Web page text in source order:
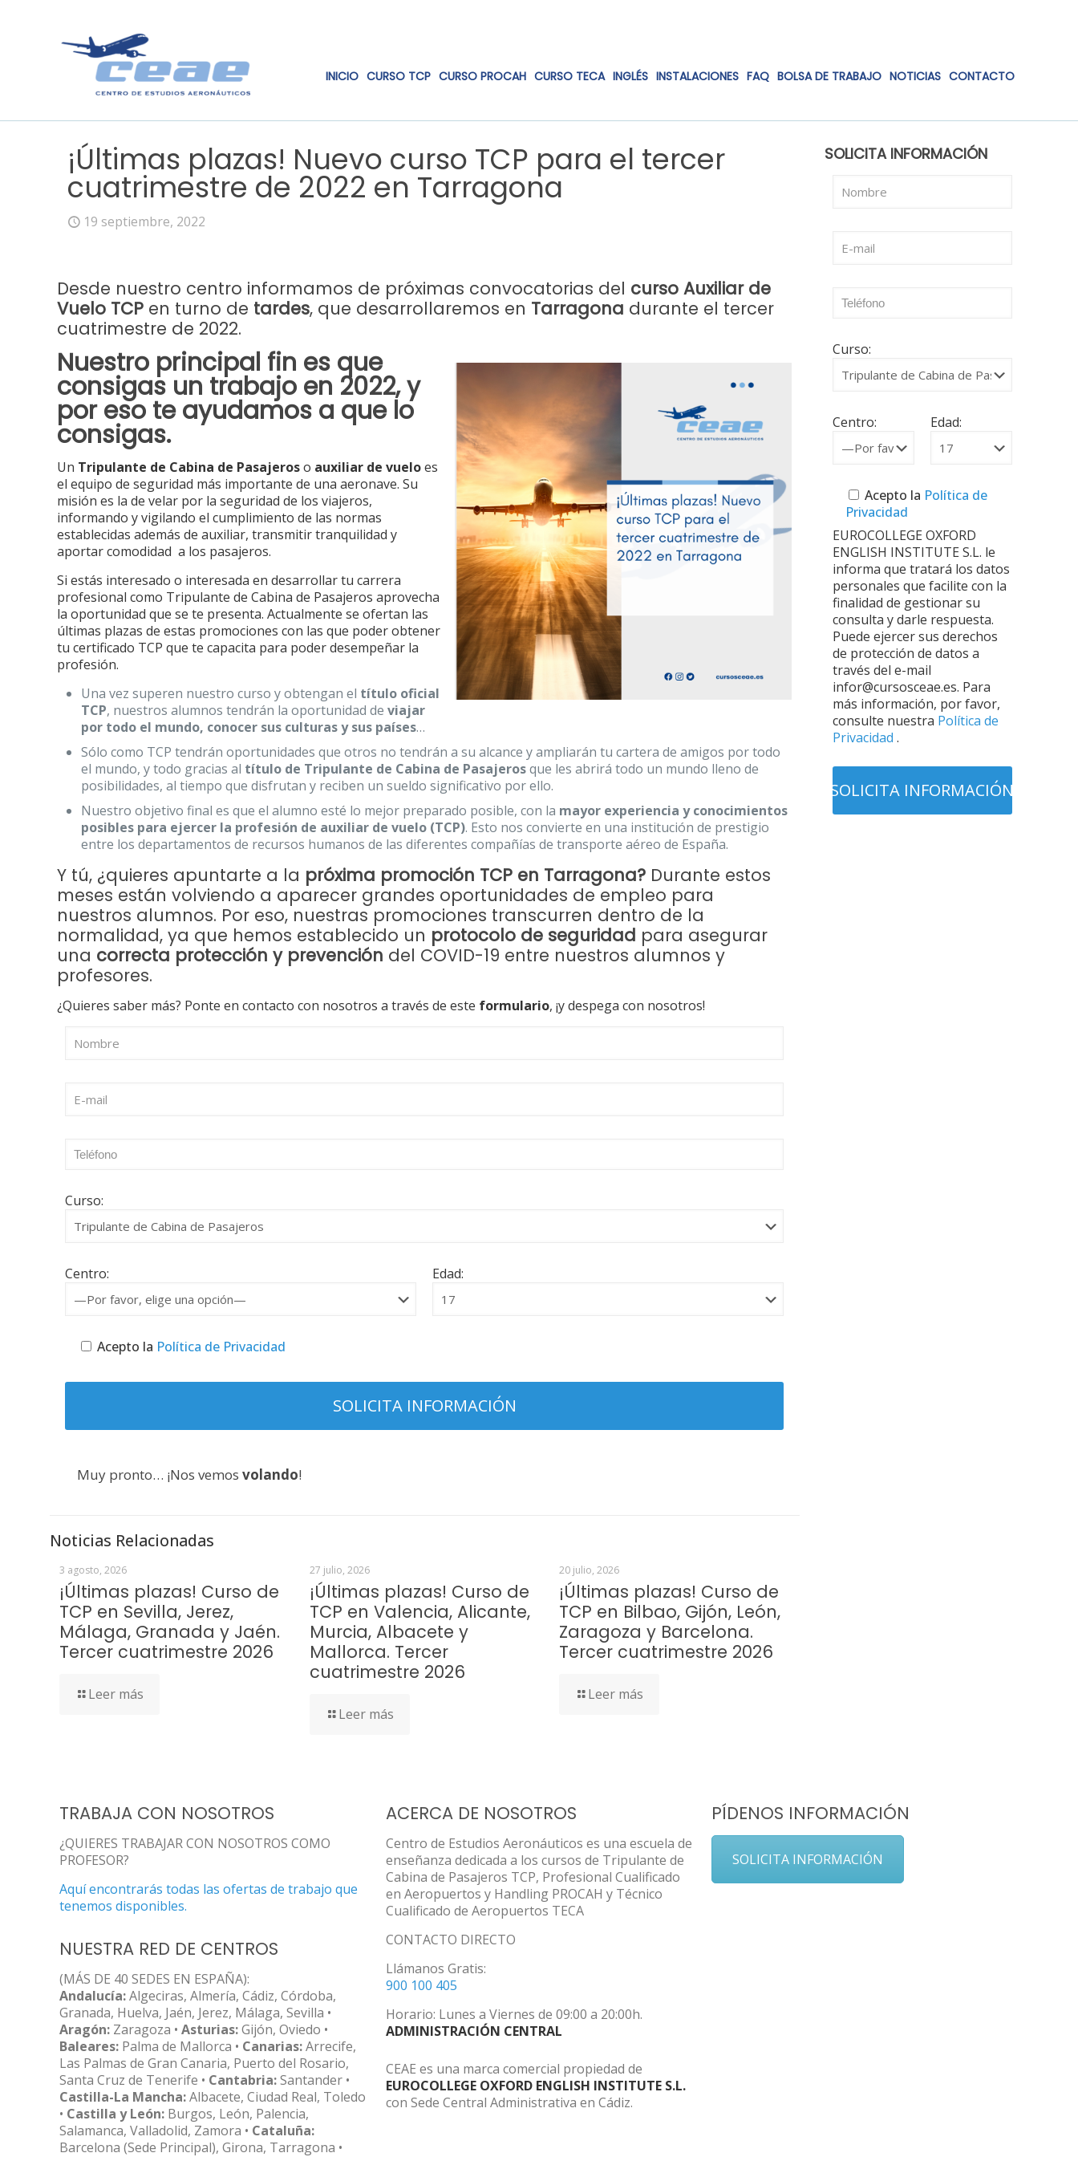
INICIO CURSO TCP CURSO PROCAH CURSO TECA INGLÉS INSTALACIONES FAQ BOLSA DE TRABAJO NOTICIAS CONTACTO
¡Últimas plazas! Nuevo curso TCP para el tercer
cuatrimestre de 2022 en Tarragona
19 septiembre, 2022
Desde nuestro centro informamos de próximas convocatorias del curso Auxiliar de
Vuelo TCP en turno de tardes, que desarrollaremos en Tarragona durante el tercer
cuatrimestre de 2022.
Nuestro principal fin es que
consigas un trabajo en 2022, y
por eso te ayudamos a que lo
consigas.
Un Tripulante de Cabina de Pasajeroso auxiliar de vueloes
el equipo de seguridad más importante de una aeronave. Su
misión es la de velar por la seguridad de los viajeros,
informando y vigilando el cumplimiento de las normas
establecidas además de auxiliar, transmitir tranquilidad y
aportar comodidad a los pasajeros.
Si estás interesado o interesada en desarrollar tu carrera
profesional como Tripulante de Cabina de Pasajeros aprovecha
la oportunidad que se te presenta. Actualmente se ofertan las
últimas plazas de estas promociones con las que poder obtener
tu certificado TCP que te capacita para poder desempeñar la
profesión.
Una vez superen nuestro curso y obtengan el título oficial
TCP, nuestros alumnos tendrán la oportunidad deviajar
por todo el mundo, conocer sus culturas y sus países…
Sólo como TCP tendrán oportunidades que otros no tendrán a su alcance y ampliarán tu cartera de amigos por todo
el mundo, y todo gracias al título de Tripulante de Cabina de Pasajerosque les abrirá todo un mundo lleno de
posibilidades, al tiempo que disfrutan y reciben un sueldo significativo por ello.
Nuestro objetivo final es que el alumno esté lo mejor preparado posible, con la mayor experiencia y conocimientos
posibles para ejercer la profesión de auxiliar de vuelo (TCP). Esto nos convierte en una institución de prestigio
entre los departamentos de recursos humanos de las diferentes compañías de transporte aéreo de España.
Y tú, ¿quieres apuntarte a la próxima promoción TCP en Tarragona? Durante estos
meses están volviendo a aparecer grandes oportunidades de empleo para
nuestros alumnos. Por eso, nuestras promociones transcurren dentro de la
normalidad, ya que hemos establecido un protocolo de seguridad para asegurar
una correcta protección y prevención del COVID-19 entre nuestros alumnos y
profesores.
¿Quieres saber más? Ponte en contacto con nosotros a través de este formulario, ¡y despega con nosotros!
Curso:
Centro: Edad:
Acepto la Política de Privacidad
Muy pronto… ¡Nos vemosvolando!
Noticias Relacionadas
3 agosto, 2026
¡Últimas plazas! Curso de
TCP en Sevilla, Jerez,
Málaga, Granada y Jaén.
Tercer cuatrimestre 2026
Leer más
27 julio, 2026
¡Últimas plazas! Curso de
TCP en Valencia, Alicante,
Murcia, Albacete y
Mallorca. Tercer
cuatrimestre 2026
Leer más
20 julio, 2026
¡Últimas plazas! Curso de
TCP en Bilbao, Gijón, León,
Zaragoza y Barcelona.
Tercer cuatrimestre 2026
Leer más
SOLICITA INFORMACIÓN
Curso:
Centro: Edad:
Acepto la Política de
Privacidad
EUROCOLLEGE OXFORD
ENGLISH INSTITUTE S.L. le
informa que tratará los datos
personales que facilite con la
finalidad de gestionar su
consulta y darle respuesta.
Puede ejercer sus derechos
de protección de datos a
través del e-mail
infor@cursosceae.es. Para
más información, por favor,
consulte nuestra Política de
Privacidad .
TRABAJA CON NOSOTROS
¿QUIERES TRABAJAR CON NOSOTROS COMO
PROFESOR?
Aquí encontrarás todas las ofertas de trabajo que
tenemos disponibles.
NUESTRA RED DE CENTROS
(MÁS DE 40 SEDES EN ESPAÑA):
Andalucía:Algeciras, Almería, Cádiz, Córdoba,
Granada, Huelva, Jaén, Jerez, Málaga, Sevilla •
Aragón: Zaragoza • Asturias:Gijón, Oviedo •
Baleares: Palma de Mallorca • Canarias:Arrecife,
Las Palmas de Gran Canaria, Puerto del Rosario,
Santa Cruz de Tenerife • Cantabria:Santander •
Castilla-La Mancha:Albacete, Ciudad Real, Toledo
• Castilla y León: Burgos, León, Palencia,
Salamanca, Valladolid, Zamora • Cataluña:
Barcelona (Sede Principal), Girona, Tarragona •
ACERCA DE NOSOTROS
Centro de Estudios Aeronáuticos es una escuela de
enseñanza dedicada a los cursos de Tripulante de
Cabina de Pasajeros TCP, Profesional Cualificado
en Aeropuertos y Handling PROCAH y Técnico
Cualificado de Aeropuertos TECA
CONTACTO DIRECTO
Llámanos Gratis:
900 100 405
Horario: Lunes a Viernes de 09:00 a 20:00h.
ADMINISTRACIÓN CENTRAL
CEAE es una marca comercial propiedad de
EUROCOLLEGE OXFORD ENGLISH INSTITUTE S.L.
con Sede Central Administrativa en Cádiz.
PÍDENOS INFORMACIÓN
SOLICITA INFORMACIÓN